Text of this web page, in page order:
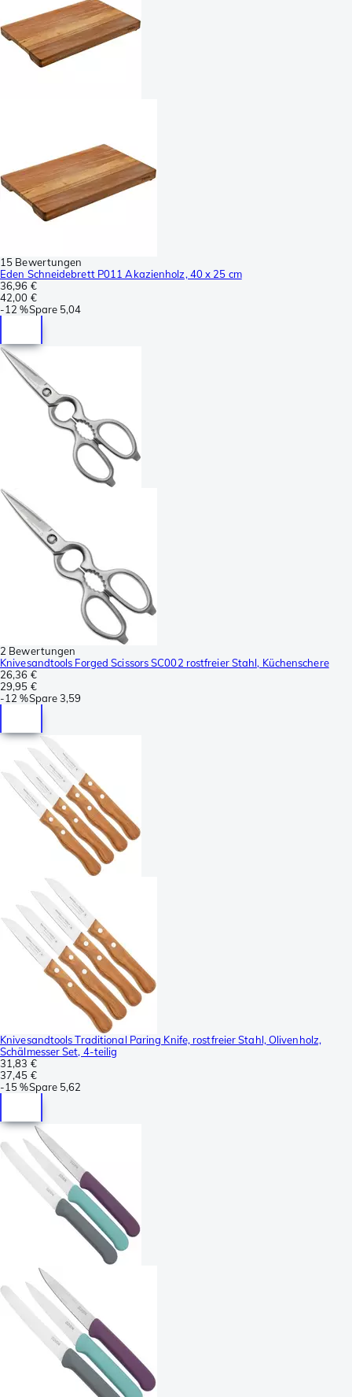
15 Bewertungen
Eden Schneidebrett P011 Akazienholz, 40 x 25 cm
36,96 €
42,00 €
-12 %Spare 5,04
2 Bewertungen
Knivesandtools Forged Scissors SC002 rostfreier Stahl, Küchenschere
26,36 €
29,95 €
-12 %Spare3,59
Knivesandtools Traditional Paring Knife, rostfreier Stahl, Olivenholz,
Schälmesser Set, 4-teilig
31,83 €
37,45 €
-15 %Spare 5,62